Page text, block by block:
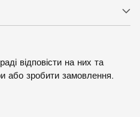
відповісти на них та
або зробити замовлення.